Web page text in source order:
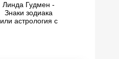
Линда Гудмен -
Знаки зодиака
или астрология с